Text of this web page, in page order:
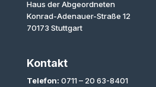
Haus der Abgeordneten
Konrad-Adenauer-Straße 12
70173 Stuttgart
Kontakt
Telefon: 0711 – 20 63-8401